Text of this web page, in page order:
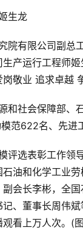
生龙
院有限公司副总
产运行工程师
敬业 追求卓越
和社会保障部
范622名、先进
评选表彰工作领
油和化学工业
会长李彬，全
、董事长周伟
看上万人次。 (